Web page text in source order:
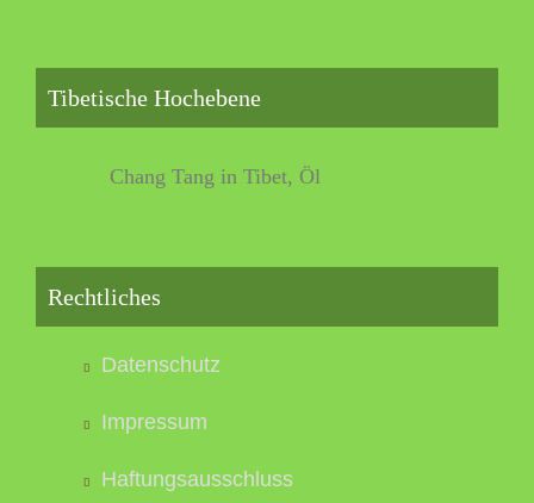
Tibetische Hochebene
Chang Tang in Tibet, Öl
Rechtliches
Datenschutz
Impressum
Haftungsausschluss